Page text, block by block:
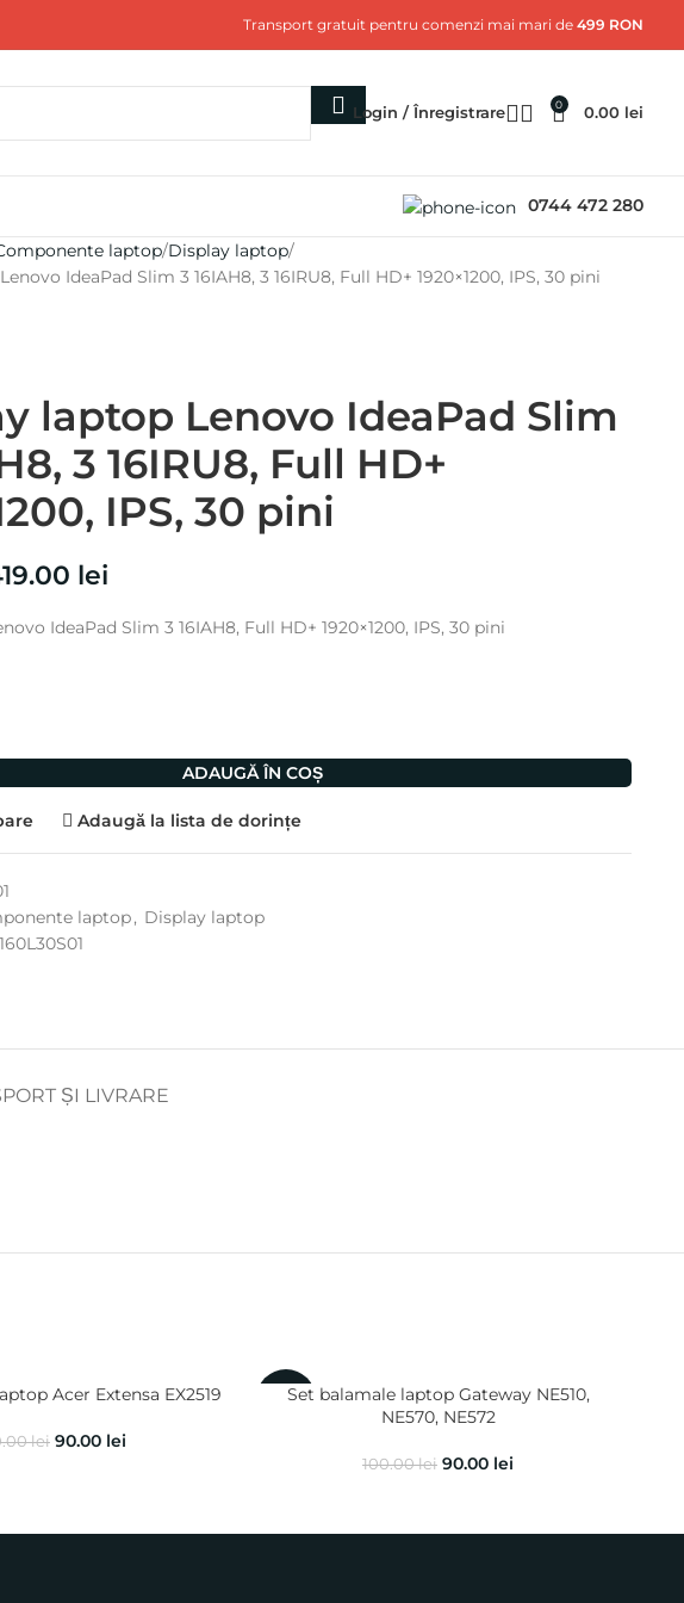
Transport gratuit pentru comenzi mai mari de 499 RON
Login / Înregistrare 0 0.00 lei
0744 472 280
laptop Display laptop
IdeaPad Slim 3 16IAH8, 3 16IRU8, Full HD+ 1920×1200, IPS, 30 pini
laptop Lenovo IdeaPad Slim
3 16IRU8, Full HD+
IPS, 30 pini
lei
IdeaPad Slim 3 16IAH8, Full HD+ 1920×1200, IPS, 30 pini
ADAUGĂ ÎN COȘ
Adaugă la lista de dorințe
laptop, Display laptop
ȘI LIVRARE
Acer Extensa EX2519
lei 90.00 lei
-10%
Set balamale laptop Gateway NE510,
NE570, NE572
100.00lei 90.00 lei